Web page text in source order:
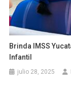
Brinda IMSS
Infantil
julio 28, 2025